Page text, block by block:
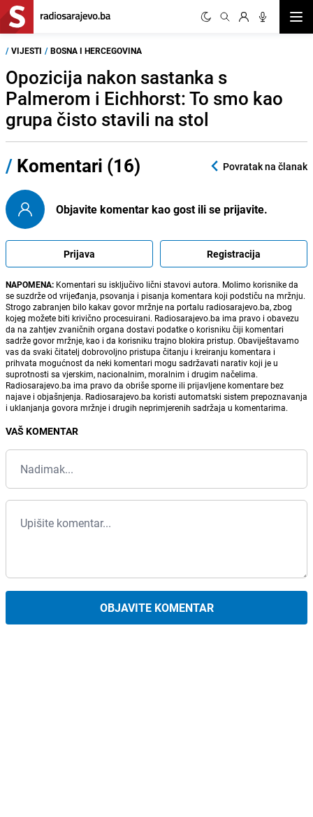
/ VIJESTI / BOSNA I HERCEGOVINA
Opozicija nakon sastanka s
Palmerom i Eichhorst: To smo kao
grupa čisto stavili na stol
/ Komentari (16) Povratak na članak
Objavite komentar kao gost ili se prijavite.
Prijava Registracija
NAPOMENA: Komentari su isključivo lični stavovi autora. Molimo korisnike da
se suzdrže od vrijeđanja, psovanja i pisanja komentara koji podstiču na mržnju.
Strogo zabranjen bilo kakav govor mržnje na portalu radiosarajevo.ba, zbog
kojeg možete biti krivično procesuirani. Radiosarajevo.ba ima pravo i obavezu
da na zahtjev zvaničnih organa dostavi podatke o korisniku čiji komentari
sadrže govor mržnje, kao i da korisniku trajno blokira pristup. Obaviještavamo
vas da svaki čitatelj dobrovoljno pristupa čitanju i kreiranju komentara i
prihvata mogućnost da neki komentari mogu sadržavati narativ koji je u
suprotnosti sa vjerskim, nacionalnim, moralnim i drugim načelima.
Radiosarajevo.ba ima pravo da obriše sporne ili prijavljene komentare bez
najave i objašnjenja. Radiosarajevo.ba koristi automatski sistem prepoznavanja
i uklanjanja govora mržnje i drugih neprimjerenih sadržaja u komentarima.
VAŠ KOMENTAR
OBJAVITE KOMENTAR